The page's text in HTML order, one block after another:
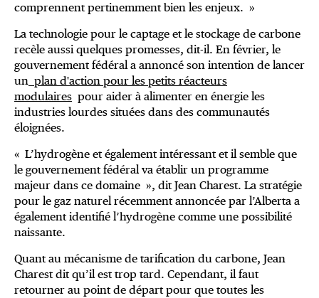
comprennent pertinemment bien les enjeux. »
La technologie pour le captage et le stockage de carbone
recèle aussi quelques promesses, dit-il. En février, le
gouvernement fédéral a annoncé son intention de lancer
un plan d'action pour les petits réacteurs
modulaires pour aider à alimenter en énergie les
industries lourdes situées dans des communautés
éloignées.
« L’hydrogène et également intéressant et il semble que
le gouvernement fédéral va établir un programme
majeur dans ce domaine », dit Jean Charest. La stratégie
pour le gaz naturel récemment annoncée par l’Alberta a
également identifié l’hydrogène comme une possibilité
naissante.
Quant au mécanisme de tarification du carbone, Jean
Charest dit qu’il est trop tard. Cependant, il faut
retourner au point de départ pour que toutes les